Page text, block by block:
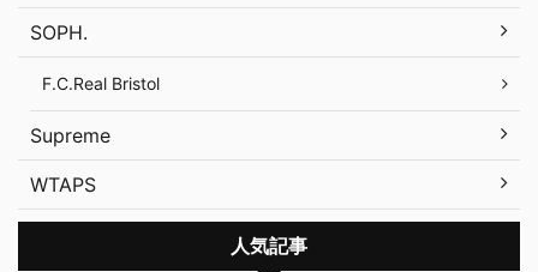
SOPH.
F.C.Real Bristol
Supreme
WTAPS
人気記事